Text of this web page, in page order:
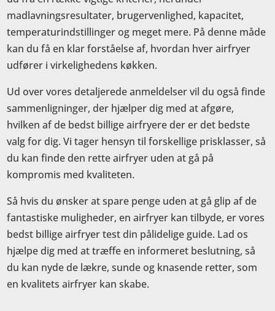
madlavningsresultater, brugervenlighed, kapacitet,
temperaturindstillinger og meget mere. På denne måde
kan du få en klar forståelse af, hvordan hver airfryer
udfører i virkelighedens køkken.
Ud over vores detaljerede anmeldelser vil du også finde
sammenligninger, der hjælper dig med at afgøre,
hvilken af de bedst billige airfryere der er det bedste
valg for dig. Vi tager hensyn til forskellige prisklasser, så
du kan finde den rette airfryer uden at gå på
kompromis med kvaliteten.
Så hvis du ønsker at spare penge uden at gå glip af de
fantastiske muligheder, en airfryer kan tilbyde, er vores
bedst billige airfryer test din pålidelige guide. Lad os
hjælpe dig med at træffe en informeret beslutning, så
du kan nyde de lækre, sunde og knasende retter, som
en kvalitets airfryer kan skabe.